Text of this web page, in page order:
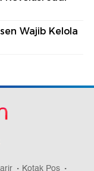
Wajib Kelola